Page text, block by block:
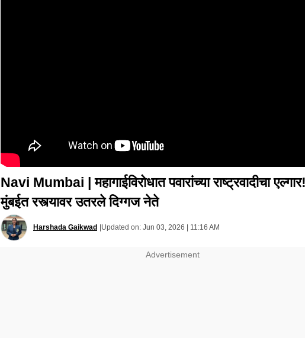
Navi Mumbai | महागाईविरोधात पवारांच्या राष्ट्रवादीचा
मुंबईत रस्त्यावर उतरले दिग्गज नेते
Harshada Gaikwad Updated on: Jun 03, 2026 | 11:16 AM